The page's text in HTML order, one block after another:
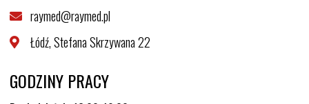
raymed@raymed.pl
Łódź, Stefana Skrzywana 22
GODZINY PRACY